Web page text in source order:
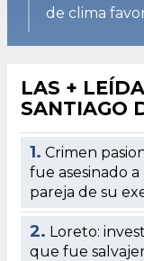
de clima
LAS +
SANTIAGO
1. Crimen
fue asesinado
pareja de su
2. Loreto:
que fue